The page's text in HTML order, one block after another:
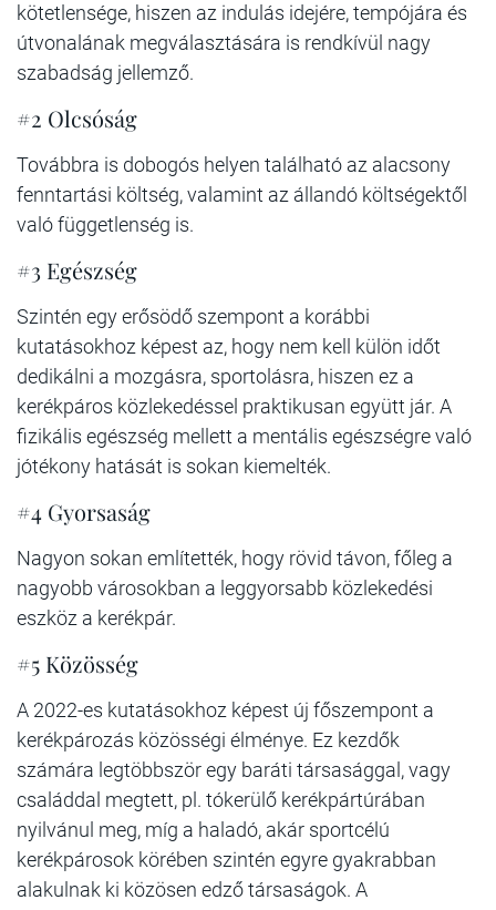
kötetlensége, hiszen az indulás idejére, tempójára és
útvonalának megválasztására is rendkívül nagy
szabadság jellemző.
#2 Olcsóság
Továbbra is dobogós helyen található az alacsony
fenntartási költség, valamint az állandó költségektől
való függetlenség is.
#3 Egészség
Szintén egy erősödő szempont a korábbi
kutatásokhoz képest az, hogy nem kell külön időt
dedikálni a mozgásra, sportolásra, hiszen ez a
kerékpáros közlekedéssel praktikusan együtt jár. A
fizikális egészség mellett a mentális egészségre való
jótékony hatását is sokan kiemelték.
#4 Gyorsaság
Nagyon sokan említették, hogy rövid távon, főleg a
nagyobb városokban a leggyorsabb közlekedési
eszköz a kerékpár.
#5 Közösség
A 2022-es kutatásokhoz képest új főszempont a
kerékpározás közösségi élménye. Ez kezdők
számára legtöbbször egy baráti társasággal, vagy
családdal megtett, pl. tókerülő kerékpártúrában
nyilvánul meg, míg a haladó, akár sportcélú
kerékpárosok körében szintén egyre gyakrabban
alakulnak ki közösen edző társaságok. A